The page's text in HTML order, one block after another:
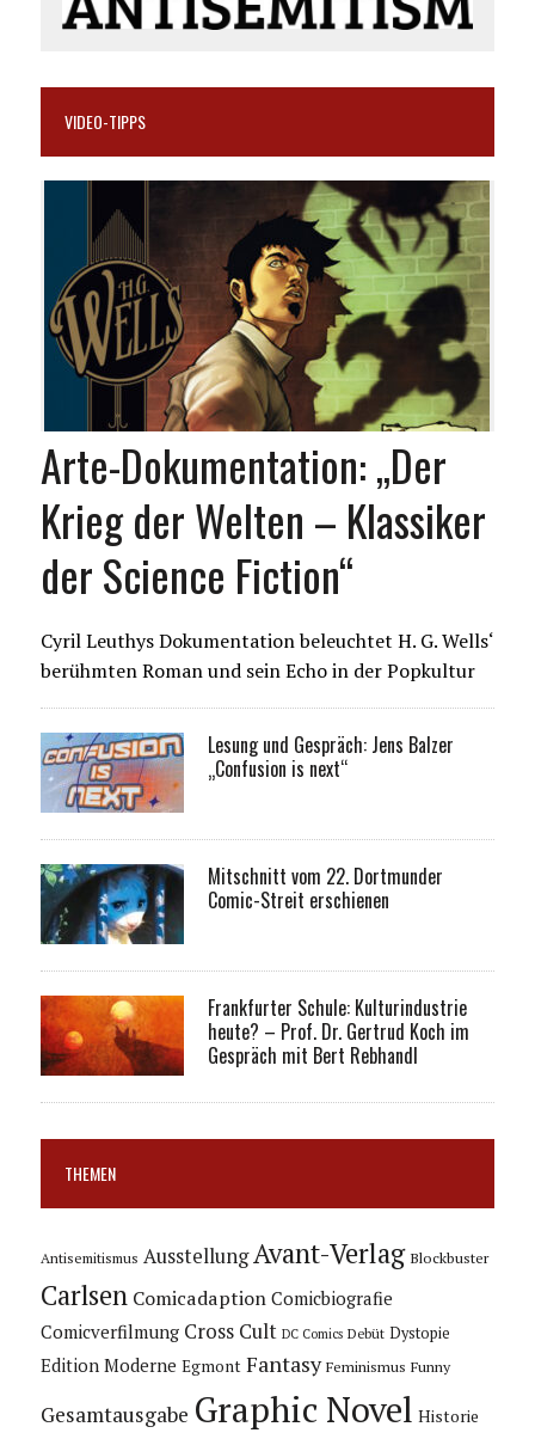
VIDEO-TIPPS
Arte-Dokumentation: „Der
Krieg der Welten – Klassiker
der Science Fiction“
Cyril Leuthys Dokumentation beleuchtet H. G. Wells‘
berühmten Roman und sein Echo in der Popkultur
Lesung und Gespräch: Jens Balzer
„Confusion is next“
Mitschnitt vom 22. Dortmunder
Comic-Streit erschienen
Frankfurter Schule: Kulturindustrie
heute? – Prof. Dr. Gertrud Koch im
Gespräch mit Bert Rebhandl
THEMEN
Antisemitismus Ausstellung Avant-Verlag Blockbuster
Carlsen Comicadaption Comicbiografie
Comicverfilmung Cross Cult DC Comics Debüt Dystopie
Edition Moderne Egmont Fantasy Feminismus Funny
Gesamtausgabe Graphic Novel Historie